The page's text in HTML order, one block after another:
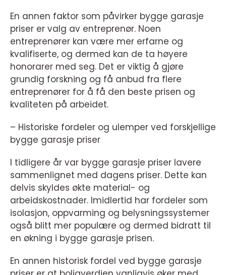
En annen faktor som påvirker bygge garasje
priser er valg av entreprenør. Noen
entreprenører kan være mer erfarne og
kvalifiserte, og dermed kan de ta høyere
honorarer med seg. Det er viktig å gjøre
grundig forskning og få anbud fra flere
entreprenører for å få den beste prisen og
kvaliteten på arbeidet.
– Historiske fordeler og ulemper ved forskjellige
bygge garasje priser
I tidligere år var bygge garasje priser lavere
sammenlignet med dagens priser. Dette kan
delvis skyldes økte material- og
arbeidskostnader. Imidlertid har fordeler som
isolasjon, oppvarming og belysningssystemer
også blitt mer populære og dermed bidratt til
en økning i bygge garasje prisen.
En annen historisk fordel ved bygge garasje